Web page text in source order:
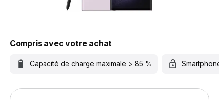
Compris avec votre achat
Capacité de charge maximale > 85 %